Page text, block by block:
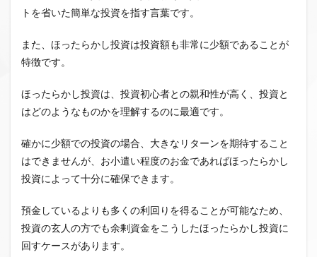
トを省いた簡単な投資を指す言葉です。
また、ほったらかし投資は投資額も非常に少額であることが
特徴です。
ほったらかし投資は、投資初心者との親和性が高く、投資と
はどのようなものかを理解するのに最適です。
確かに少額での投資の場合、大きなリターンを期待すること
はできませんが、お小遣い程度のお金であればほったらかし
投資によって十分に確保できます。
預金しているよりも多くの利回りを得ることが可能なため、
投資の玄人の方でも余剰資金をこうしたほったらかし投資に
回すケースがあります。